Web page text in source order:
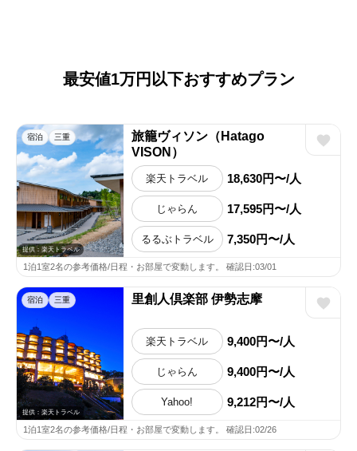
最安値1万円以下おすすめプラン
宿泊 三重
提供：楽天トラベル
旅籠ヴィソン（Hatago
VISON）
楽天トラベル 18,630円〜/人
じゃらん 17,595円〜/人
るるぶトラベル 7,350円〜/人
1泊1室2名の参考価格/日程・お部屋で変動します。 確認日:03/01
宿泊 三重
提供：楽天トラベル
里創人倶楽部 伊勢志摩
楽天トラベル 9,400円〜/人
じゃらん 9,400円〜/人
Yahoo! 9,212円〜/人
1泊1室2名の参考価格/日程・お部屋で変動します。 確認日:02/26